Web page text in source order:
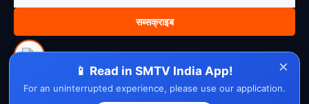
सब्सक्राइब
About UsContact Us DisclaimerPrivacy PolicyCookie Policy
×
📱 Read in SMTV India App!
For an uninterrupted experience, please use our application.